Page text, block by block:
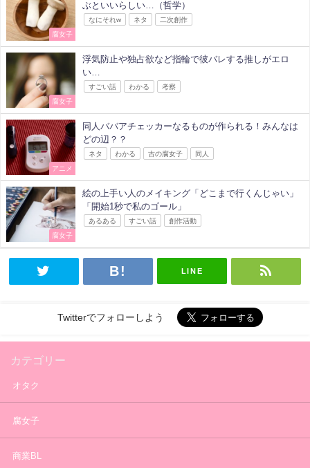
腐女子
ぶといいらしい…（哲学）
なにそれw ネタ 二次創作
腐女子
浮気防止や独占欲など指輪で彼バレする推しがエロ
い…
すごい話 わかる 考察
アニメ
同人ババアチェッカーなるものが作られる！みんなは
どの辺？？
ネタ わかる 古の腐女子 同人
腐女子
絵の上手い人のメイキング「どこまで行くんじゃい」
「開始1秒で私のゴール」
あるある すごい話 創作活動
LINE
Twitterでフォローしよう
カテゴリー
オタク
腐女子
商業BL